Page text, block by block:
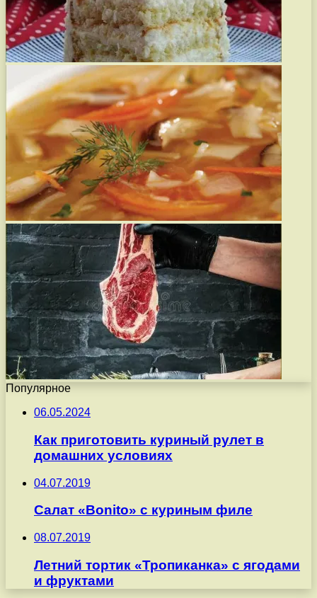
Популярное
06.05.2024
Как приготовить куриный рулет в
домашних условиях
04.07.2019
Салат «Bonito» с куриным филе
08.07.2019
Летний тортик «Тропиканка» с ягодами
и фруктами